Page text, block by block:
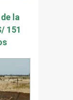
la
151